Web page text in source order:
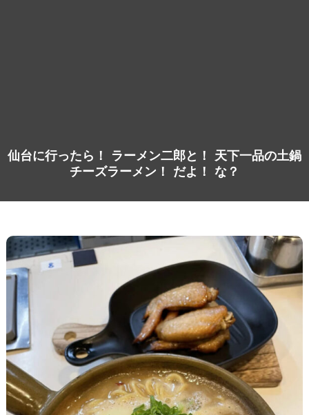
仙台に行ったら！ ラーメン二郎と！ 天下一品の土鍋
チーズラーメン！ だよ！ な？